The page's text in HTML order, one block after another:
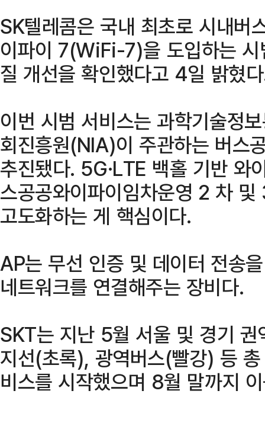
SK텔레콤은 국내 최초로 시내버
이파이 7(WiFi-7)을 도입하는
질 개선을 확인했다고 4일 밝혔
이번 시범 서비스는 과학기술정
회진흥원(NIA)이 주관하는 버스
추진됐다. 5G·LTE 백홀 기반 와
스공공와이파이임차운영 2 차
고도화하는 게 핵심이다.
AP는 무선 인증 및 데이터 전송
네트워크를 연결해주는 장비다.
SKT는 지난 5월 서울 및 경기
지선(초록), 광역버스(빨강) 등
비스를 시작했으며 8월 말까지